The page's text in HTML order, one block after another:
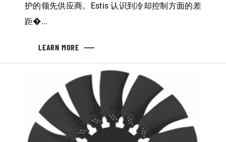
护的领先供应商。Estis 认识到冷却控制方面的差
距�...
LEARN MORE
ABOUT
体
热
控
制
离